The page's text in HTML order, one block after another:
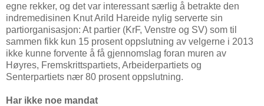
egne rekker, og det var interessant særlig å betrakte den
indremedisinen Knut Arild Hareide nylig serverte sin
partiorganisasjon: At partier (KrF, Venstre og SV) som til
sammen fikk kun 15 prosent oppslutning av velgerne i 2013
ikke kunne forvente å få gjennomslag foran muren av
Høyres, Fremskrittspartiets, Arbeiderpartiets og
Senterpartiets nær 80 prosent oppslutning.
Har ikke noe mandat